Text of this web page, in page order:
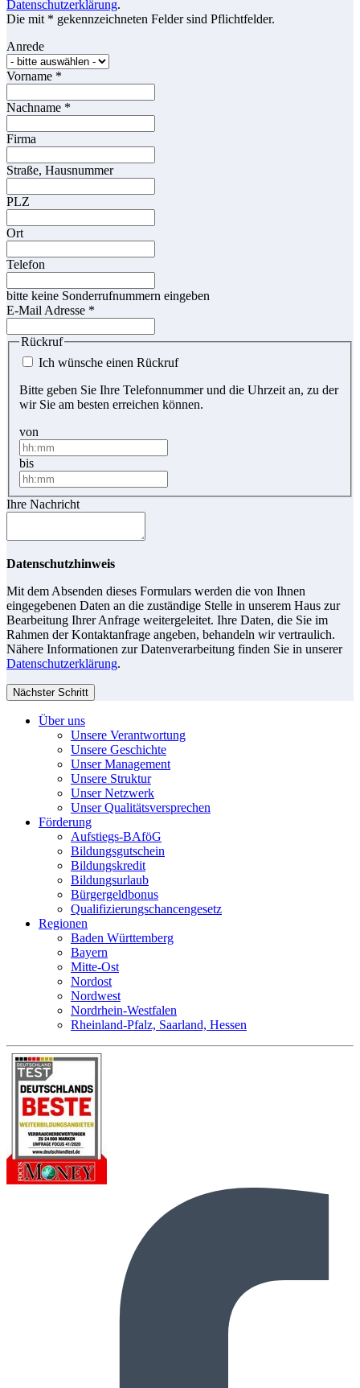
Datenschutzerklärung.
Die mit * gekennzeichneten Felder sind Pflichtfelder.
Anrede
Vorname *
Nachname *
Firma
Straße, Hausnummer
PLZ
Ort
Telefon
bitte keine Sonderrufnummern eingeben
E-Mail Adresse *
Rückruf
Ich wünsche einen Rückruf
Bitte geben Sie Ihre Telefonnummer und die Uhrzeit an, zu der
wir Sie am besten erreichen können.
von
bis
Ihre Nachricht
Datenschutzhinweis
Mit dem Absenden dieses Formulars werden die von Ihnen
eingegebenen Daten an die zuständige Stelle in unserem Haus zur
Bearbeitung Ihrer Anfrage weitergeleitet. Ihre Daten, die Sie im
Rahmen der Kontaktanfrage angeben, behandeln wir vertraulich.
Nähere Informationen zur Datenverarbeitung finden Sie in unserer
Datenschutzerklärung.
Nächster Schritt
Über uns
Unsere Verantwortung
Unsere Geschichte
Unser Management
Unsere Struktur
Unser Netzwerk
Unser Qualitätsversprechen
Förderung
Aufstiegs-BAföG
Bildungsgutschein
Bildungskredit
Bildungsurlaub
Bürgergeldbonus
Qualifizierungschancengesetz
Regionen
Baden Württemberg
Bayern
Mitte-Ost
Nordost
Nordwest
Nordrhein-Westfalen
Rheinland-Pfalz, Saarland, Hessen